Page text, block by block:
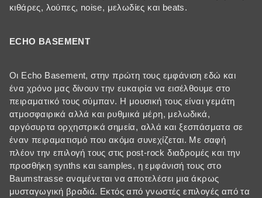
κιθάρες, λούπες, noise, μελωδίες και beats.
ECHO BASEMENT
Οι Echo Basement, στην πρώτη τους εμφάνιση εδώ και
ένα χρόνο μας δίνουν την ευκαιρία να εισέλθουμε στο
πειραματικό τους σύμπαν. Η μουσική τους είναι γεμάτη
ατμοσφαιρικά αλλά και ρυθμικά μέρη, μελωδικά,
αργόσυρτα ορχηστρικά σημεία, αλλά και ξεσπάσματα σε
έναν πειραματισμό που ακόμα συνεχίζεται. Με σαφή
πλέον την επιλογή τους στις post-rock διαδρομές και την
προσθήκη synths και samples, η εμφάνισή τους στο
Baumstrasse αναμένεται να αποτελέσει μια άκρως
μυσταγωγική βραδιά. Εκτός από γνωστές επιλογές από τα